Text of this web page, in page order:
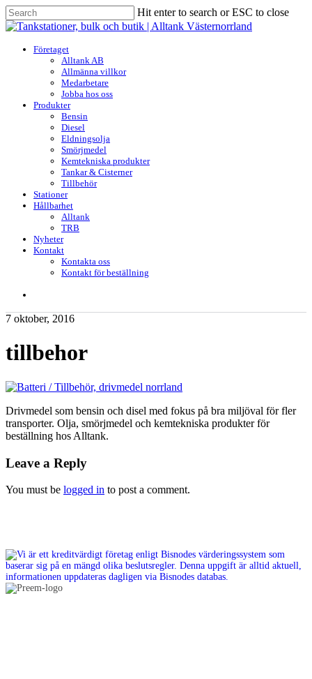
Skip
to
content
Hit enter to search or ESC to close
Close
search
Menu
Företaget
Alltank AB
Allmänna villkor
Medarbetare
Jobba hos oss
Produkter
Bensin
Diesel
Eldningsolja
Smörjmedel
Kemtekniska produkter
Tankar & Cisterner
Tillbehör
Stationer
Hållbarhet
Alltank
TRB
Nyheter
Kontakt
Kontakta oss
Kontakt för beställning
7 oktober, 2016
tillbehor
Drivmedel som bensin och disel med fokus på bra miljöval för fler
transporter. Olja, smörjmedel och kemtekniska produkter för
beställning hos Alltank.
Leave a Reply
You must be logged in to post a comment.